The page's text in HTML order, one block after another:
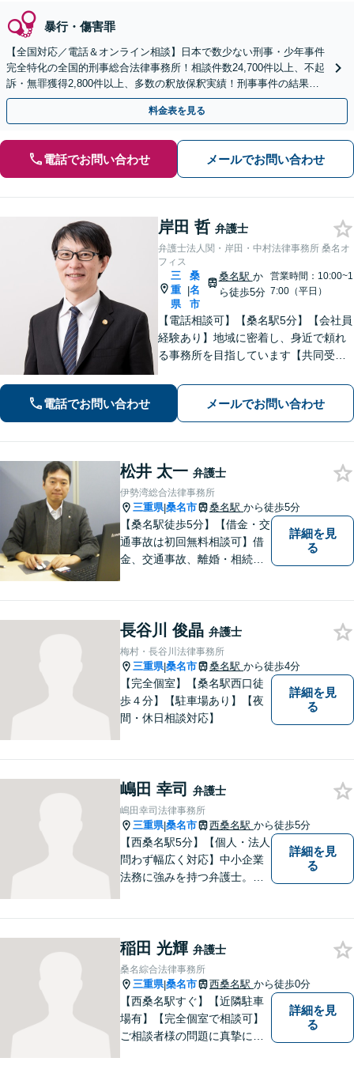
暴行・傷害罪
【全国対応／電話＆オンライン相談】日本で数少ない刑事・少年事件
完全特化の全国的刑事総合法律事務所！相談件数24,700件以上、不起
訴・無罪獲得2,800件以上、多数の釈放保釈実績！刑事事件の結果は
弁護士の腕次第で変わります【初回相談無料】
料金表を見る
電話でお問い合わせ メールでお問い合わせ
岸田 哲 弁護士
弁護士法人関・岸田・中村法律事務所 桑名オ
フィス
三
重
県
|
桑
名
市
桑名駅 か
ら徒歩5分
営業時間：10:00~1
7:00（平日）
【電話相談可】【桑名駅5分】【会社員
経験あり】地域に密着し、身近で頼れ
る事務所を目指しています【共同受任
全力を尽くします。一人で悩まず、お
気軽にご相談ください【夜間土日相談
可（要予約）】
電話でお問い合わせ メールでお問い合わせ
松井 太一 弁護士
伊勢湾総合法律事務所
三重県|桑名市 桑名駅 から徒歩5分
【桑名駅徒歩5分】【借金・交
通事故は初回無料相談可】借
金、交通事故、離婚・相続、
ます。地域密着型の法律事務
所です。お気軽にどうぞ【弁
護士費用特約保険・法テラス
利用可】
詳細を見
る
長谷川 俊晶 弁護士
梅村・長谷川法律事務所
三重県|桑名市 桑名駅 から徒歩4分
【完全個室】【桑名駅西口徒
歩４分】【駐車場あり】【夜
間・休日相談対応】
詳細を見
る
嶋田 幸司 弁護士
嶋田幸司法律事務所
三重県|桑名市 西桑名駅 から徒歩5分
【西桑名駅5分】【個人・法人
問わず幅広く対応】中小企業
法務に強みを持つ弁護士。個
します。お困りごとは、お気
軽にご相談ください。
詳細を見
る
稲田 光輝 弁護士
桑名綜合法律事務所
三重県|桑名市 西桑名駅 から徒歩0分
【西桑名駅すぐ】【近隣駐車
場有】【完全個室で相談可】
ご相談者様の問題に真摯に向
詳細を見
る